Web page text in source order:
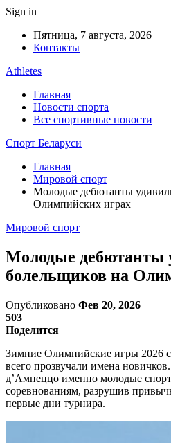
Sign in
Пятница, 7 августа, 2026
Контакты
Athletes
Главная
Новости спорта
Все спортивные новости
Спорт Беларуси
Главная
Мировой спорт
Молодые дебютанты
Олимпийских играх
Мировой спорт
Молодые дебютанты
болельщиков на
Опубликовано Фев 20, 2026
503
Поделится
Зимние Олимпийские игры 2026
всего прозвучали имена
д’Ампеццо именно молодые
соревнованиям, разрушив
первые дни турнира.